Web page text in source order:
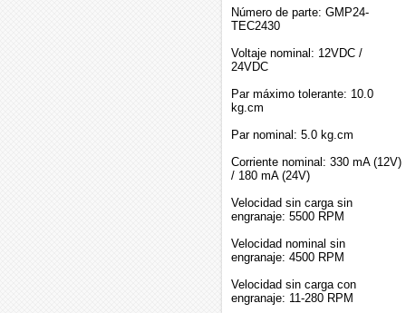
Número de parte: GMP24-
TEC2430
Voltaje nominal: 12VDC /
24VDC
Par máximo tolerante: 10.0
kg.cm
Par nominal: 5.0 kg.cm
Corriente nominal: 330 mA (12V)
/ 180 mA (24V)
Velocidad sin carga sin
engranaje: 5500 RPM
Velocidad nominal sin
engranaje: 4500 RPM
Velocidad sin carga con
engranaje: 11-280 RPM